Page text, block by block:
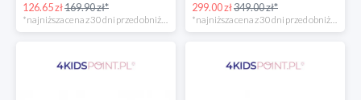
126.65 zł169.90 zł*
*najniższa cena z 30 dni przed obniżką
299.00 zł349.00 zł*
*najniższa cena z 30 dni przed obniżką